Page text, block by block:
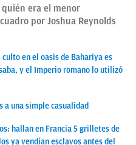
era el menor
por Joshua Reynolds
en el oasis de Bahariya es
y el Imperio romano lo utilizó
a una simple casualidad
hallan en Francia 5 grilletes de
ya vendían esclavos antes del